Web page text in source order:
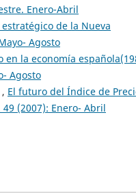
Enero-Abril
de la Nueva
Agosto
la economía
Agosto
El futuro del Índice de
(2007): Enero- Abril